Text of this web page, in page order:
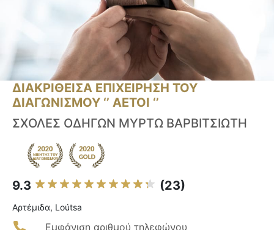
ΔΙΑΚΡΙΘΕΙΣΑ ΕΠΙΧΕΙΡΗΣΗ ΤΟΥ
ΔΙΑΓΩΝΙΣΜΟΥ ‘’ ΑΕΤΟΙ ‘’
ΣΧΟΛΕΣ ΟΔΗΓΩΝ ΜΥΡΤΩ ΒΑΡΒΙΤΣΙΩΤΗ
9.3 (23)
Αρτέμιδα, Loútsa
Εμφάνιση αριθμού τηλεφώνου